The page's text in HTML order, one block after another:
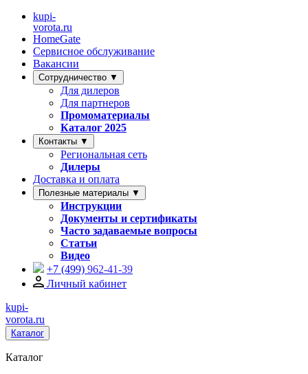
kupi-
vorota.ru
HomeGate
Сервисное обслуживание
Вакансии
Сотрудничество ▼
Для дилеров
Для партнеров
Промоматериалы
Каталог 2025
Контакты ▼
Региональная сеть
Дилеры
Доставка и оплата
Полезные материалы ▼
Инструкции
Документы и сертификаты
Часто задаваемые вопросы
Статьи
Видео
+7 (499) 962-41-39
Личный кабинет
kupi-
vorota.ru
Каталог
Каталог